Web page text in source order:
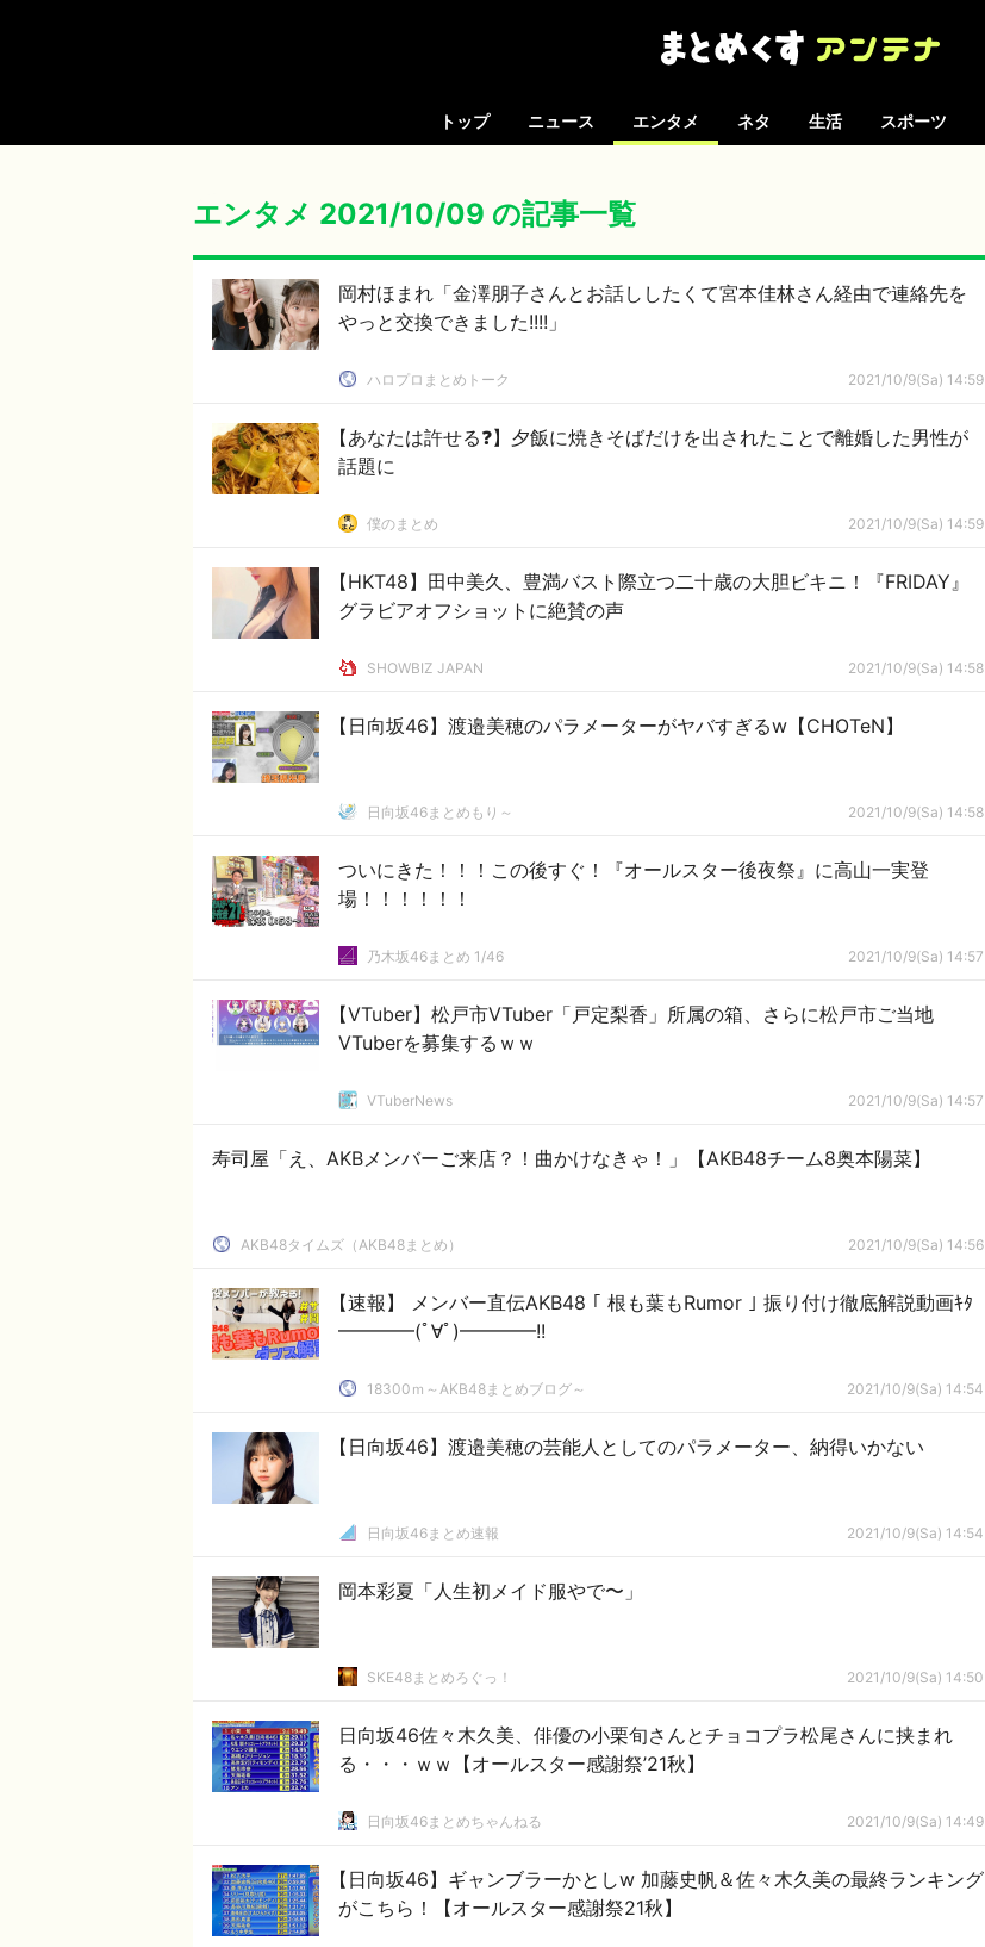
トップ ニュース エンタメ ネタ 生活 スポーツ
エンタメ 2021/10/09 の記事一覧
岡村ほまれ「金澤朋子さんとお話ししたくて宮本佳林さん経由で連絡先を
やっと交換できました!!!!」
ハロプロまとめトーク 2021/10/9(Sa) 14:59
【あなたは許せる❓】夕飯に焼きそばだけを出されたことで離婚した男性が
話題に
僕のまとめ 2021/10/9(Sa) 14:59
【HKT48】田中美久、豊満バスト際立つ二十歳の大胆ビキニ！『FRIDAY』
グラビアオフショットに絶賛の声
SHOWBIZ JAPAN 2021/10/9(Sa) 14:58
【日向坂46】渡邉美穂のパラメーターがヤバすぎるw【CHOTeN】
日向坂46まとめもり～ 2021/10/9(Sa) 14:58
ついにきた！！！この後すぐ！『オールスター後夜祭』に高山一実登
場！！！！！！
乃木坂46まとめ 1/46 2021/10/9(Sa) 14:57
【VTuber】松戸市VTuber「戸定梨香」所属の箱、さらに松戸市ご当地
VTuberを募集するｗｗ
VTuberNews 2021/10/9(Sa) 14:57
寿司屋「え、AKBメンバーご来店？！曲かけなきゃ！」【AKB48チーム8奥本陽菜】
AKB48タイムズ（AKB48まとめ） 2021/10/9(Sa) 14:56
【速報】 メンバー直伝AKB48 ｢ 根も葉もRumor ｣ 振り付け徹底解説動画ｷﾀ
━━━━(ﾟ∀ﾟ)━━━━!!
18300ｍ～AKB48まとめブログ～ 2021/10/9(Sa) 14:54
【日向坂46】渡邉美穂の芸能人としてのパラメーター、納得いかない
日向坂46まとめ速報 2021/10/9(Sa) 14:54
岡本彩夏「人生初メイド服やで〜」
SKE48まとめろぐっ！ 2021/10/9(Sa) 14:50
日向坂46佐々木久美、俳優の小栗旬さんとチョコプラ松尾さんに挟まれ
る・・・ｗｗ【オールスター感謝祭’21秋】
日向坂46まとめちゃんねる 2021/10/9(Sa) 14:49
【日向坂46】ギャンブラーかとしw 加藤史帆＆佐々木久美の最終ランキング
がこちら！【オールスター感謝祭21秋】